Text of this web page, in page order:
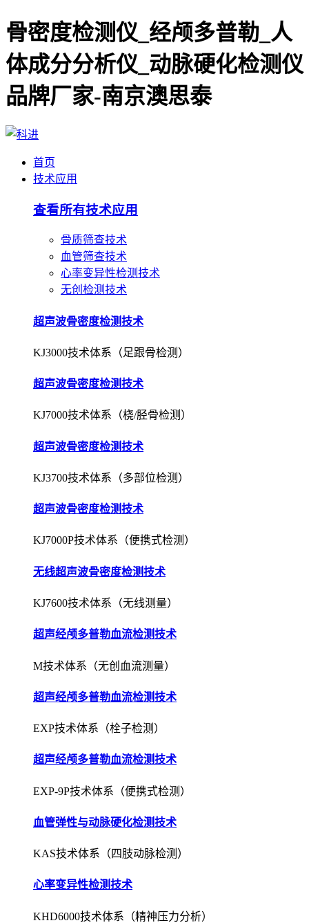
骨密度检测仪_经颅多普勒_人
体成分分析仪_动脉硬化检测仪
品牌厂家-南京澳思泰
首页
技术应用
查看所有技术应用
骨质筛查技术
血管筛查技术
心率变异性检测技术
无创检测技术
超声波骨密度检测技术
KJ3000技术体系（足跟骨检测）
超声波骨密度检测技术
KJ7000技术体系（桡/胫骨检测）
超声波骨密度检测技术
KJ3700技术体系（多部位检测）
超声波骨密度检测技术
KJ7000P技术体系（便携式检测）
无线超声波骨密度检测技术
KJ7600技术体系（无线测量）
超声经颅多普勒血流检测技术
M技术体系（无创血流测量）
超声经颅多普勒血流检测技术
EXP技术体系（栓子检测）
超声经颅多普勒血流检测技术
EXP-9P技术体系（便携式检测）
血管弹性与动脉硬化检测技术
KAS技术体系（四肢动脉检测）
心率变异性检测技术
KHD6000技术体系（精神压力分析）